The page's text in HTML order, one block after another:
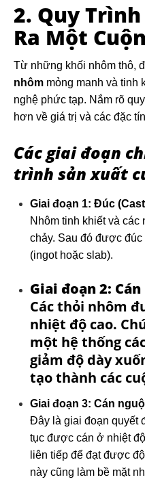
2. Quy
Ra Một
Từ những khối nhôm thô,
nhôm mỏng manh và tinh
nghệ phức tạp. Nắm rõ
hơn về giá trị và các đặc
Các giai đoạn
trình sản xuất
Giai đoạn 1: Đúc
Nhôm tinh khiết và
chảy. Sau đó được
(ingot hoặc slab).
Giai đoạn 2:
Các thỏi nhôm
nhiệt độ cao.
một hệ thống
giảm độ dày
tạo thành các
Giai đoạn 3: Cán
Đây là giai đoạn quyết
tục được cán ở nhiệt
liên tiếp để đạt được
này cũng làm bề mặt